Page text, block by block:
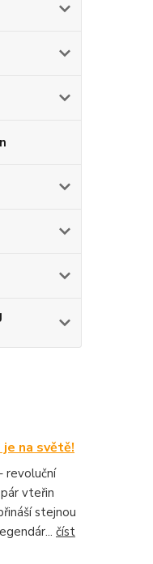
na světě!
revoluční
vteřin
stejnou
číst